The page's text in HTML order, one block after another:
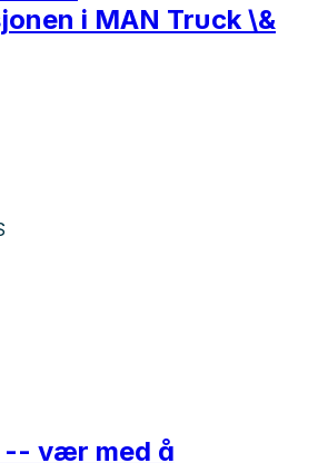
i MAN Truck \&
-- vær med å